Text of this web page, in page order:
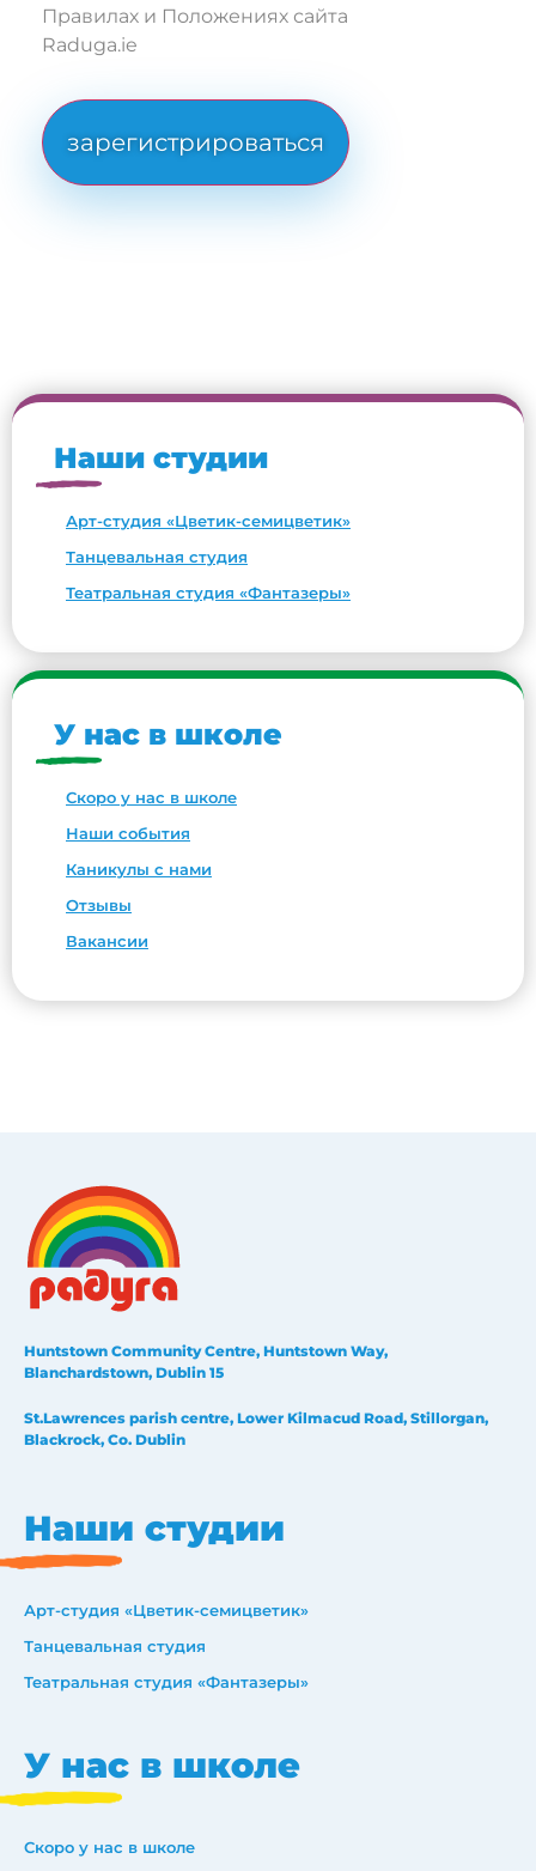
Правилах и Положениях сайта
Raduga.ie
No val
Наши студии
Арт-студия «Цветик-семицветик»
Танцевальная студия
Театральная студия «Фантазеры»
У нас в школе
Скоро у нас в школе
Наши события
Каникулы с нами
Отзывы
Вакансии
Huntstown Community Centre, Huntstown Way,
Blanchardstown, Dublin 15
St.Lawrences parish centre, Lower Kilmacud Road, Stillorgan,
Blackrock, Co. Dublin
Наши студии
Арт-студия «Цветик-семицветик»
Танцевальная студия
Театральная студия «Фантазеры»
У нас в школе
Скоро у нас в школе